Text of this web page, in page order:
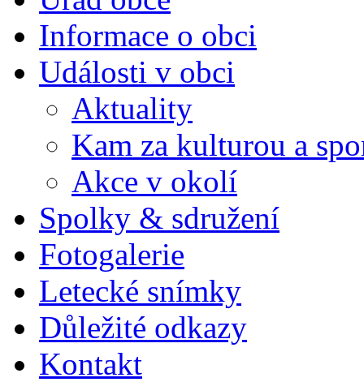
Informace o obci
Události v obci
Aktuality
Kam za kulturou a
Akce v okolí
Spolky & sdružení
Fotogalerie
Letecké snímky
Důležité odkazy
Kontakt